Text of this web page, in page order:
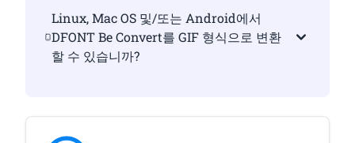
Linux, Mac OS 및/또는 Android에서
DFONT Be Convert를 GIF 형식으로 변환
할 수 있습니까?